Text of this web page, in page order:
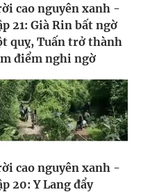
cao nguyên xanh -
21: Già Rin bất ngờ
quỵ, Tuấn trở thành
điểm nghi ngờ
cao nguyên xanh -
20: Y Lang đẩy